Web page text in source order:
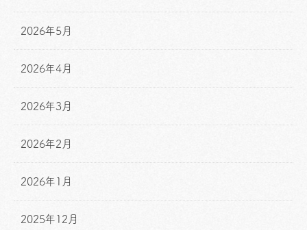
2026年5月
2026年4月
2026年3月
2026年2月
2026年1月
2025年12月